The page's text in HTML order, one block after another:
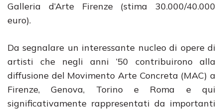
Galleria d’Arte Firenze (stima 30.000/40.000
euro).
Da segnalare un interessante nucleo di opere di
artisti che negli anni ’50 contribuirono alla
diffusione del Movimento Arte Concreta (MAC) a
Firenze, Genova, Torino e Roma e qui
significativamente rappresentati da importanti